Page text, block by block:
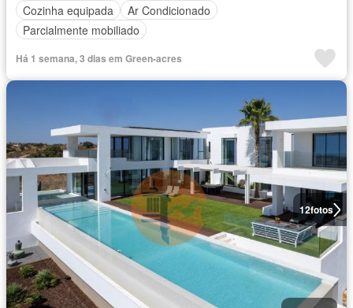
Cozinha equipada
Ar Condicionado
Parcialmente mobiliado
Há 1 semana, 3 dias em Green-acres
12fotos